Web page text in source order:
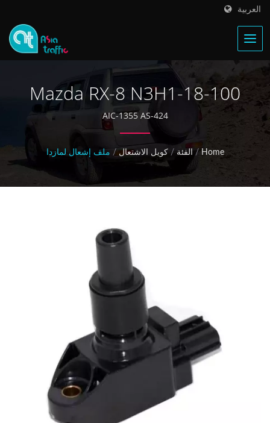
العربية
Mazda RX-8 N3H1-18-100
ملف الإشعال
AIC-1355 AS-424
Home
/ الفئة / كويل الاشتعال / ملف إشعال لمازدا